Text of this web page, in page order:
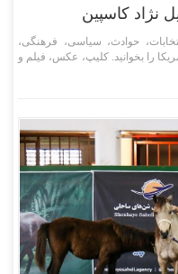
نژاد کاسپین
حوادث، سیاسی، فرهنگی،
را بخوانید. کلیپ، عکس، فیلم و